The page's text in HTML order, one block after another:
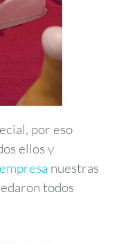
por eso
ellos y
nuestras
todos